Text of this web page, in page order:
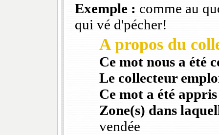
Exemple : comme au
qui vé d'pécher!
A propos du
Ce mot nous a été
Le collecteur
Ce mot a été
Zone(s) dans
vendée